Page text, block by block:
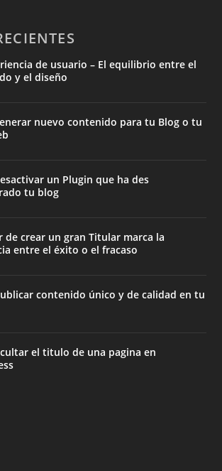
de usuario – El equilibrio entre el
y el diseño
nuevo contenido para tu Blog o tu
un Plugin que ha des
tu blog
de crear un gran Titular marca la
entre el éxito o el fracaso
contenido único y de calidad en tu
el titulo de una pagina en